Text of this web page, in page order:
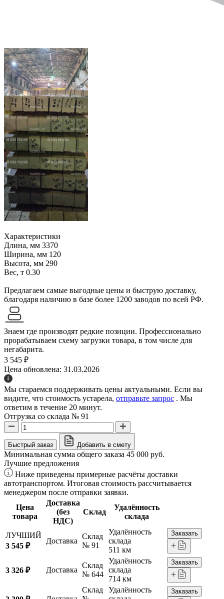
Характеристики
Длина, мм 3370
Ширина, мм 120
Высота, мм 290
Вес, т 0.30
Предлагаем самые выгодные цены и быструю доставку,
благодаря наличию в базе более 1200 заводов по всей РФ.
Знаем где производят редкие позиции. Профессионально
прорабатываем схему загрузки товара, в том числе для
негабарита.
3 545 ₽
Цена обновлена: 31.03.2026
Мы стараемся поддерживать цены актуальными. Если вы
видите, что стоимость устарела, отправьте запрос . Мы
ответим в течение 20 минут.
Отгрузка со склада № 91
Быстрый заказ Добавить в смету
Минимальная сумма общего заказа 45 000 руб.
Лучшие предложения
Ниже приведены примерные расчёты доставки
автотранспортом. Итоговая стоимость рассчитывается
менеджером после отправки заявки.
Цена
товара
Доставка
(без
НДС)
Склад
Удалённость
склада
ЛУЧШИЙ
3 545 ₽
Доставка
Склад
№ 91
Удалённость
склада
511 км
Заказать
3 326 ₽ Доставка
Склад
№ 644
Удалённость
склада
714 км
Заказать
Склад
Удалённость
Заказать